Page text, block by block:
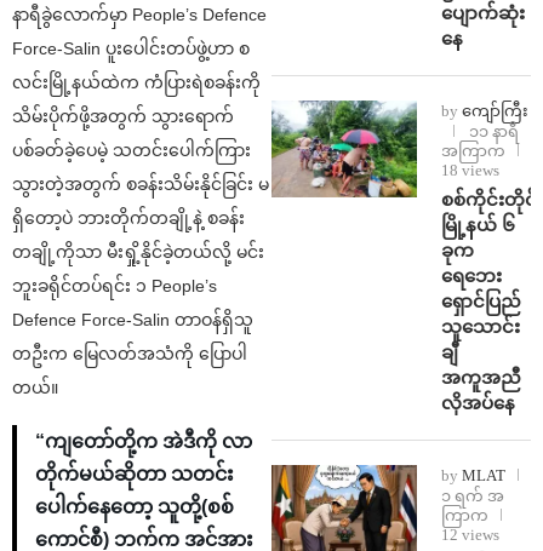
နာရီခွဲလောက်မှာ People’s Defence
Force-Salin ပူးပေါင်းတပ်ဖွဲ့ဟာ စ
လင်းမြို့နယ်ထဲက ကံပြားရဲစခန်းကို
သိမ်းပိုက်ဖို့အတွက် သွားရောက်
ပစ်ခတ်ခဲ့ပေမဲ့ သတင်းပေါက်ကြား
သွားတဲ့အတွက် စခန်းသိမ်းနိုင်ခြင်း မ
ရှိတော့ပဲ ဘားတိုက်တချို့နဲ့ စခန်း
တချို့ကိုသာ မီးရှို့နိုင်ခဲ့တယ်လို့ မင်း
ဘူးခရိုင်တပ်ရင်း ၁ People’s
Defence Force-Salin တာဝန်ရှိသူ
တဦးက မြေလတ်အသံကို ပြောပါ
တယ်။
“ကျတော်တို့က အဲဒီကို လာ
တိုက်မယ်ဆိုတာ သတင်း
ပေါက်နေ‌တော့ သူတို့(စစ်
ကောင်စီ) ဘက်က အင်အား
ပျောက်ဆုံး
နေ
by ကျော်ကြီး
၁၁ နာရီ
အကြာက
18 views
စစ်ကိုင်းတိုင်း
မြို့နယ် ၆
ခုက
ရေဘေး
ရှောင်ပြည်
သူသောင်း
ချီ
အကူအညီ
လိုအပ်နေ
by MLAT
၁ ရက် အ
ကြာက
12 views